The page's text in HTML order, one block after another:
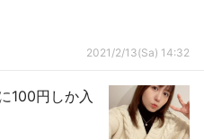
2021/2/13(Sa) 14:32
100円しか入